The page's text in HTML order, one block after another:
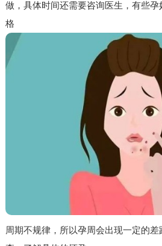
做，具体时间还需要咨询医生，有些
格
周期不规律，所以孕周会出现一定的